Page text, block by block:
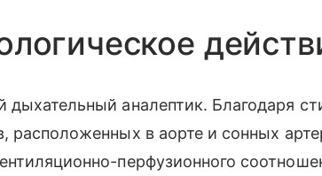
дыхательный аналептик. Благодаря
расположенных в аорте и сонных
перфузионного